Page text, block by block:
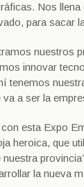
Nos
para sacar
nuestros
innovar
tenemos
va a ser la
esta Expo
heroica, que
la nueva